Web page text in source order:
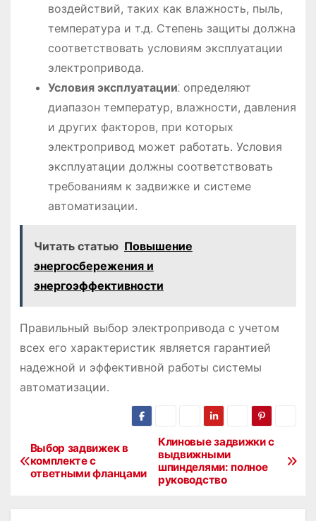
воздействий, таких как влажность, пыль,
температура и т.д. Степень защиты должна
соответствовать условиям эксплуатации
электропривода.
Условия эксплуатации⁚ определяют
диапазон температур, влажности, давления
и других факторов, при которых
электропривод может работать. Условия
эксплуатации должны соответствовать
требованиям к задвижке и системе
автоматизации.
Читать статью Повышение
энергосбережения и
энергоэффективности
Правильный выбор электропривода с учетом
всех его характеристик является гарантией
надежной и эффективной работы системы
автоматизации.
Н
Клиновые задвижки с
выдвижными
шпинделями: полное
руководство
Выбор задвижек в
комплекте с
ответными фланцами